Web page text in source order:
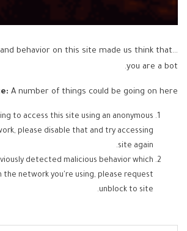
and behavior on this site made us think that
you are a bot.
A number of things could be going on here.
to access this site using an anonymous
please disable that and try accessing
site again.
detected malicious behavior which
the network you're using, please request
unblock to site.